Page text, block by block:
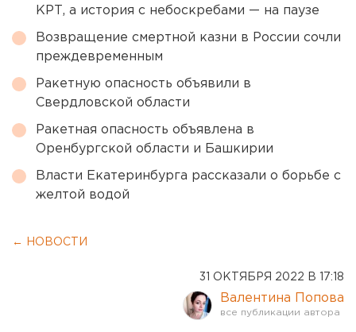
КРТ, а история с небоскребами — на паузе
Возвращение смертной казни в России сочли
преждевременным
Ракетную опасность объявили в
Свердловской области
Ракетная опасность объявлена в
Оренбургской области и Башкирии
Власти Екатеринбурга рассказали о борьбе с
желтой водой
← НОВОСТИ
31 ОКТЯБРЯ 2022 В 17:18
Валентина Попова